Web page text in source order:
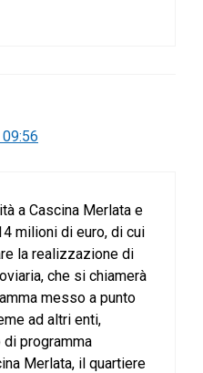
a Cascina Merlata e
milioni di euro, di cui
la realizzazione di
che si chiamerà
messo a punto
ad altri enti,
di programma
Merlata, il quartiere